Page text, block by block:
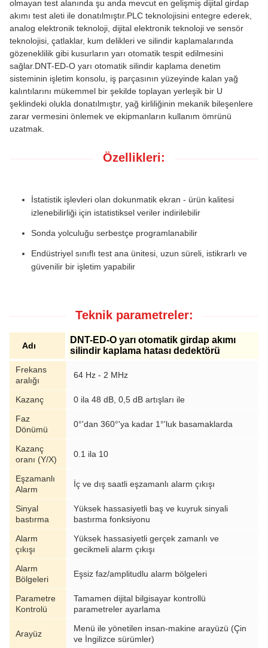
olmayan test alanında şu anda mevcut en gelişmiş dijital girdap
akımı test aleti ile donatılmıştır.PLC teknolojisini entegre ederek,
analog elektronik teknoloji, dijital elektronik teknoloji ve sensör
teknolojisi, çatlaklar, kum delikleri ve silindir kaplamalarında
gözeneklilik gibi kusurların yarı otomatik tespit edilmesini
sağlar.DNT-ED-O yarı otomatik silindir kaplama denetim
sisteminin işletim konsolu, iş parçasının yüzeyinde kalan yağ
kalıntılarını mükemmel bir şekilde toplayan yerleşik bir U
şeklindeki olukla donatılmıştır, yağ kirliliğinin mekanik bileşenlere
zarar vermesini önlemek ve ekipmanların kullanım ömrünü
uzatmak.
Özellikleri:
İstatistik işlevleri olan dokunmatik ekran - ürün kalitesi
izlenebilirliği için istatistiksel veriler indirilebilir
Sonda yolculuğu serbestçe programlanabilir
Endüstriyel sınıflı test ana ünitesi, uzun süreli, istikrarlı ve
güvenilir bir işletim yapabilir
Teknik parametreler:
Adı
DNT-ED-O yarı otomatik girdap akımı
silindir kaplama hatası dedektörü
Frekans
aralığı
64 Hz - 2 MHz
Kazanç
0 ila 48 dB, 0,5 dB artışları ile
Faz
Dönümü
0°'dan 360°'ya kadar 1°'luk basamaklarda
Kazanç
oranı (Y/X)
0.1 ila 10
Eşzamanlı
Alarm
İç ve dış saatli eşzamanlı alarm çıkışı
Sinyal
bastırma
Yüksek hassasiyetli baş ve kuyruk sinyali
bastırma fonksiyonu
Alarm
çıkışı
Yüksek hassasiyetli gerçek zamanlı ve
gecikmeli alarm çıkışı
Alarm
Bölgeleri
Eşsiz faz/amplitudlu alarm bölgeleri
Parametre
Kontrolü
Tamamen dijital bilgisayar kontrollü
parametreler ayarlama
Arayüz
Menü ile yönetilen insan-makine arayüzü (Çin
ve İngilizce sürümler)